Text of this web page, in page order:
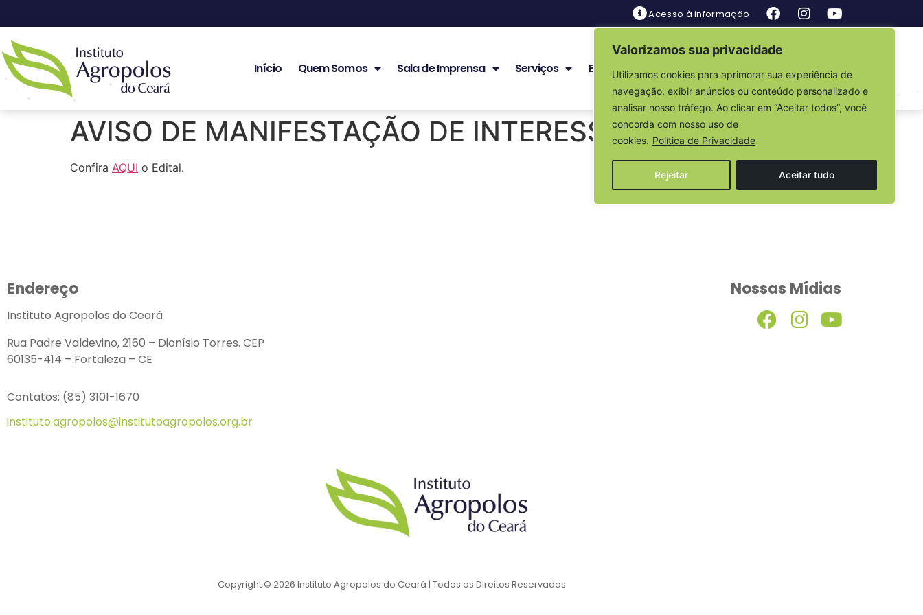
Valorizamos sua privacidade
Utilizamos cookies para aprimorar sua experiência de
navegação, exibir anúncios ou conteúdo personalizado e
analisar nosso tráfego. Ao clicar em “Aceitar todos”, você
concorda com nosso uso de
cookies. Política de Privacidade
Rejeitar Aceitar tudo
Acesso à informação
Início Quem Somos Sala de Imprensa Serviços Editais Fale Conosco
AVISO DE MANIFESTAÇÃO DE INTERESSE Nº 031/2021
Confira AQUI o Edital.
Endereço
Instituto Agropolos do Ceará
Rua Padre Valdevino, 2160 – Dionísio Torres. CEP
60135-414 – Fortaleza – CE
Contatos: (85) 3101-1670
instituto.agropolos@institutoagropolos.org.br
Nossas Mídias
Copyright © 2026 Instituto Agropolos do Ceará | Todos os Direitos Reservados